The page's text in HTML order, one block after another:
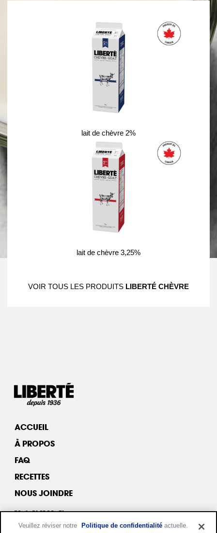
lait de chèvre 2%
lait de chèvre 3,25%
VOIR TOUS LES PRODUITS LIBERTÉ CHÈVRE
ACCUEIL
À PROPOS
FAQ
RECETTES
NOUS JOINDRE
TOUS LES PRODUITS
YOGOURT & KÉFIR
Veuillez réviser notre Politique de confidentialité actuelle.